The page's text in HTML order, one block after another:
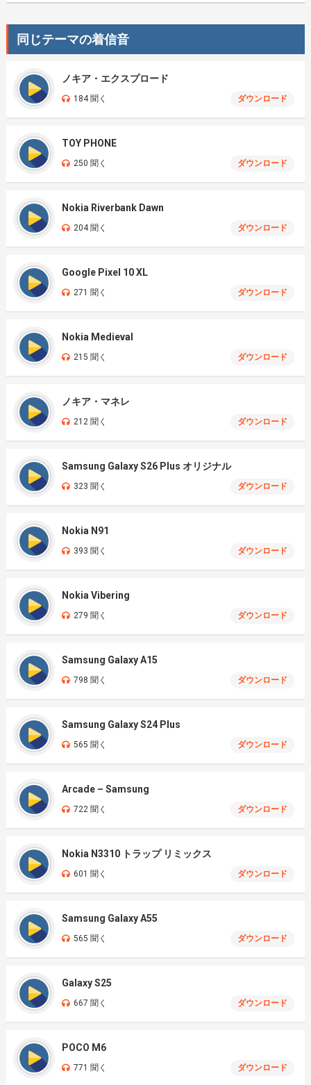
同じテーマの着信音
ノキア・エクスプロード
184 聞く ダウンロード
TOY PHONE
250 聞く ダウンロード
Nokia Riverbank Dawn
204 聞く ダウンロード
Google Pixel 10 XL
271 聞く ダウンロード
Nokia Medieval
215 聞く ダウンロード
ノキア・マネレ
212 聞く ダウンロード
Samsung Galaxy S26 Plus オリジナル
323 聞く ダウンロード
Nokia N91
393 聞く ダウンロード
Nokia Vibering
279 聞く ダウンロード
Samsung Galaxy A15
798 聞く ダウンロード
Samsung Galaxy S24 Plus
565 聞く ダウンロード
Arcade – Samsung
722 聞く ダウンロード
Nokia N3310 トラップ リミックス
601 聞く ダウンロード
Samsung Galaxy A55
565 聞く ダウンロード
Galaxy S25
667 聞く ダウンロード
POCO M6
771 聞く ダウンロード